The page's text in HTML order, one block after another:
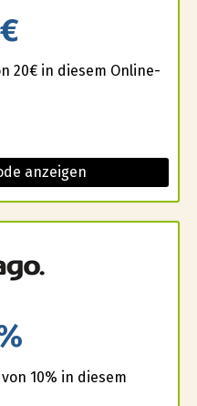
20€ in diesem Online-
anzeigen
10% in diesem